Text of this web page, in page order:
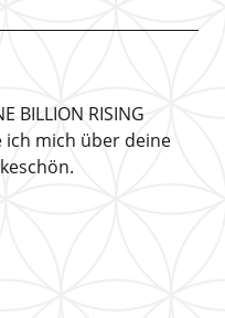
BILLION RISING
mich über deine